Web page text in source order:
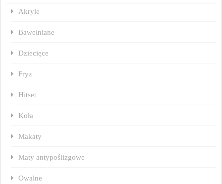
Akryle
Bawełniane
Dziecięce
Fryz
Hitset
Koła
Makaty
Maty antypoślizgowe
Owalne